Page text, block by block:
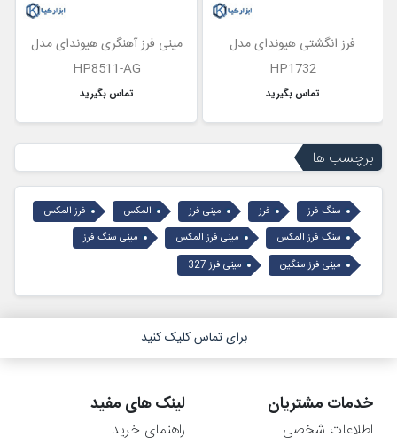
فرز انگشتی هیوندای مدل
HP1732
تماس بگیرید
مینی فرز آهنگری هیوندای مدل
HP8511-AG
تماس بگیرید
برچسب ها
سنگ فرز فرز مینی فرز المکس
فرز المکس
سنگ فرز المکس
مینی فرز المکس
مینی سنگ فرز
مینی فرز سنگین
مینی فرز 327
برای تماس کلیک کنید
خدمات مشتریان
اطلاعات شخصی
لینک های مفید
راهنمای خرید